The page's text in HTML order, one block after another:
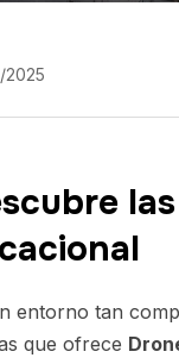
2025
entorno tan
que ofrece